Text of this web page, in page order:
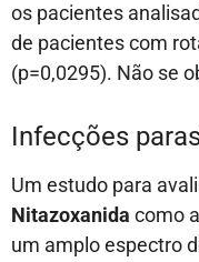
os pacientes
de pacientes com
(p=0,0295). Não se
Infecções
Um estudo para
Nitazoxanida como
um amplo espectro